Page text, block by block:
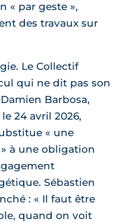
« par geste »,
des travaux sur
Le Collectif
qui ne dit pas son
Barbosa,
le 24 avril 2026,
« une
à une obligation
Sébastien
: « Il faut être
quand on voit